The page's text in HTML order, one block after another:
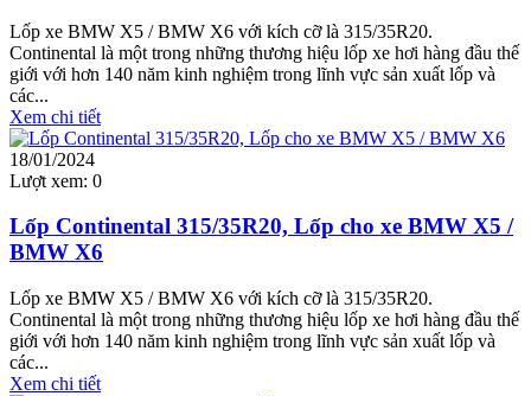
Lốp xe BMW X5 / BMW X6 với kích cỡ là 315/35R20.
Continental là một trong những thương hiệu lốp xe hơi hàng đầu thế
giới với hơn 140 năm kinh nghiệm trong lĩnh vực sản xuất lốp và
các...
Xem chi tiết
18/01/2024
Lượt xem: 0
Lốp Continental 315/35R20, Lốp cho xe BMW X5 /
BMW X6
Lốp xe BMW X5 / BMW X6 với kích cỡ là 315/35R20.
Continental là một trong những thương hiệu lốp xe hơi hàng đầu thế
giới với hơn 140 năm kinh nghiệm trong lĩnh vực sản xuất lốp và
các...
Xem chi tiết